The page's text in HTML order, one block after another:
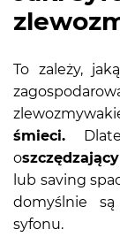
To zależy,
śmieci.
o
lub saving
domyślnie
syfonu.